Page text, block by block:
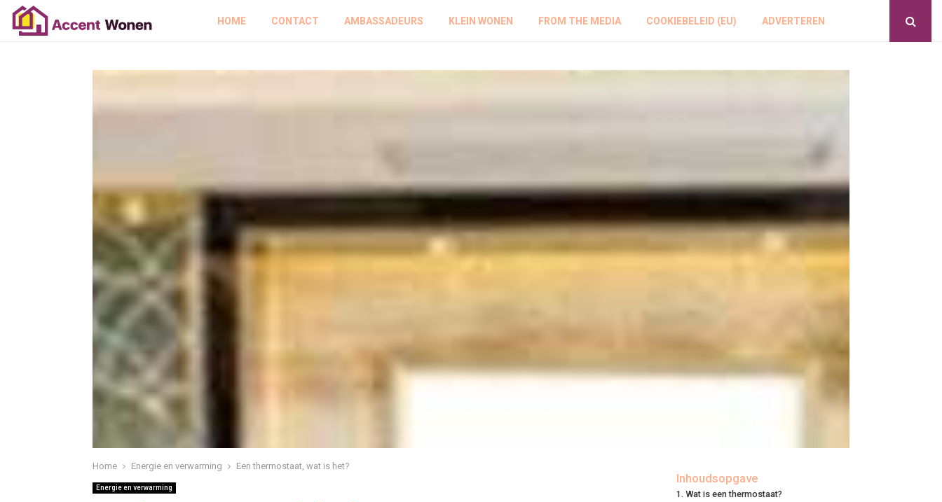
HOME CONTACT AMBASSADEURS KLEIN WONEN FROM THE MEDIA COOKIEBELEID (EU) ADVERTEREN
Home Energie en verwarming Een thermostaat, wat is het?
Energie en verwarming
Inhoudsopgave
Wat is een thermostaat?